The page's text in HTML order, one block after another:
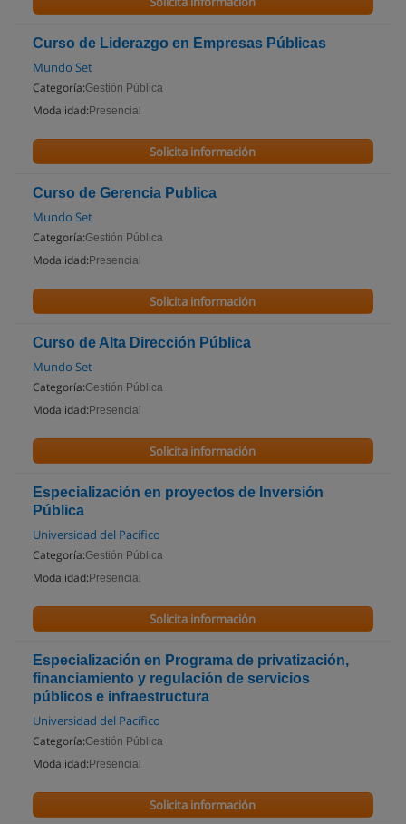
Curso de Liderazgo en Empresas Públicas
Mundo Set
Categoría:Gestión Pública
Modalidad: Presencial
Solicita información
Curso de Gerencia Publica
Mundo Set
Categoría:Gestión Pública
Modalidad: Presencial
Solicita información
Curso de Alta Dirección Pública
Mundo Set
Categoría:Gestión Pública
Modalidad: Presencial
Solicita información
Especialización en proyectos de Inversión
Pública
Universidad del Pacífico
Categoría:Gestión Pública
Modalidad: Presencial
Solicita información
Especialización en Programa de privatización,
financiamiento y regulación de servicios
públicos e infraestructura
Universidad del Pacífico
Categoría:Gestión Pública
Modalidad: Presencial
Solicita información